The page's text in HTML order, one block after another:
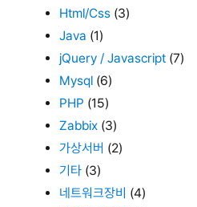
Html/Css (3)
Java (1)
jQuery / Javascript (7)
Mysql (6)
PHP (15)
Zabbix (3)
가상서버 (2)
기타 (3)
네트워크장비 (4)